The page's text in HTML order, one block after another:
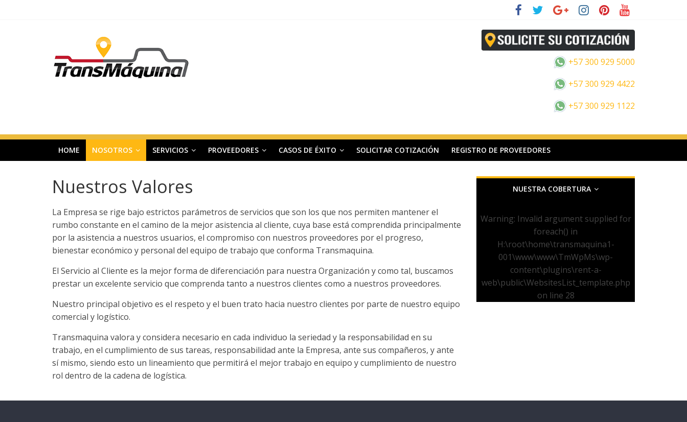
s
a
n
o
l
R
A
N
S
O
R
E
Y
G
R
A
+57 300 929 5000
+57 300 929 4422
+57 300 929 1122
HOME NOSOTROS SERVICIOS PROVEEDORES CASOS DE ÉXITO SOLICITAR COTIZACIÓN REGISTRO DE PROVEEDORES
Nuestros Valores
La Empresa se rige bajo estrictos parámetros de servicios que son los que nos permiten mantener el
rumbo constante en el camino de la mejor asistencia al cliente, cuya base está comprendida principalmente
por la asistencia a nuestros usuarios, el compromiso con nuestros proveedores por el progreso,
bienestar económico y personal del equipo de trabajo que conforma Transmaquina.
El Servicio al Cliente es la mejor forma de diferenciación para nuestra Organización y como tal, buscamos
prestar un excelente servicio que comprenda tanto a nuestros clientes como a nuestros proveedores.
Nuestro principal objetivo es el respeto y el buen trato hacia nuestro clientes por parte de nuestro equipo
comercial y logístico.
Transmaquina valora y considera necesario en cada individuo la seriedad y la responsabilidad en su
trabajo, en el cumplimiento de sus tareas, responsabilidad ante la Empresa, ante sus compañeros, y ante
sí mismo, siendo esto un lineamiento que permitirá el mejor trabajo en equipo y cumplimiento de nuestro
rol dentro de la cadena de logística.
NUESTRA COBERTURA
Warning: Invalid argument supplied for
foreach() in
H:\root\home\transmaquina1-
001\www\www\TmWpMs\wp-
content\plugins\rent-a-
web\public\WebsitesList_template.php
on line 28